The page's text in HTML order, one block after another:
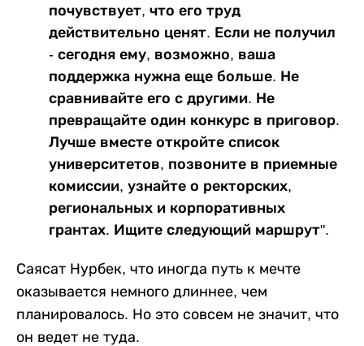
почувствует, что его труд
действительно ценят. Если не получил
- сегодня ему, возможно, ваша
поддержка нужна еще больше. Не
сравнивайте его с другими. Не
превращайте один конкурс в приговор.
Лучше вместе откройте список
университетов, позвоните в приемные
комиссии, узнайте о ректорских,
региональных и корпоративных
грантах. Ищите следующий маршрут".
Саясат Нурбек, что иногда путь к мечте
оказывается немного длиннее, чем
планировалось. Но это совсем не значит, что
он ведет не туда.